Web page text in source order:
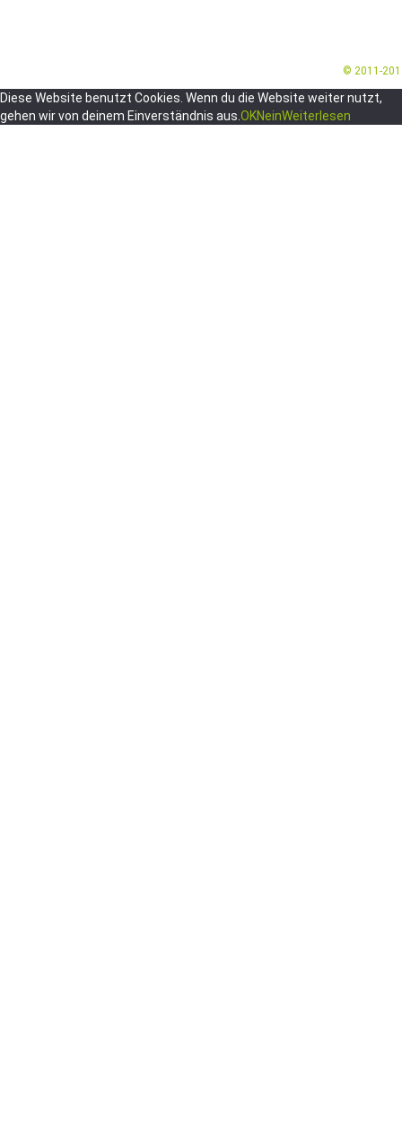
© 2011-
Diese Website benutzt Cookies. Wenn du die Website weiter nutzt,
gehen wir von deinem Einverständnis aus. OKNeinWeiterlesen